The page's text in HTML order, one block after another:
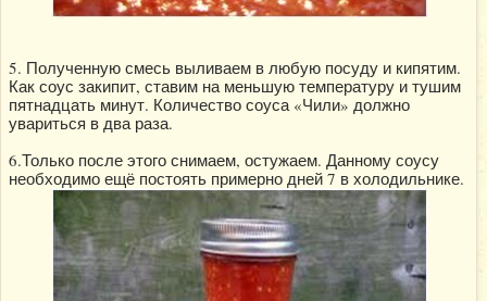
5. Полученную смесь выливаем в любую посуду и кипятим.
Как соус закипит, ставим на меньшую температуру и тушим
пятнадцать минут. Количество соуса «Чили» должно
увариться в два раза.
6.Только после этого снимаем, остужаем. Данному соусу
необходимо ещё постоять примерно дней 7 в холодильнике.